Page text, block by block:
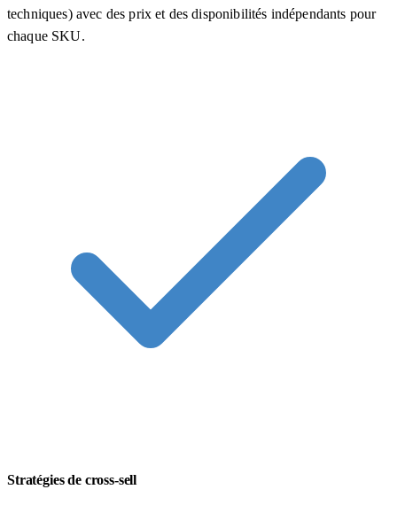
techniques) avec des prix et des disponibilités indépendants pour
chaque SKU.
Stratégies de cross-sell